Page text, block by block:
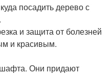
посадить дерево с
и защита от болезней
и красивым.
Они придают